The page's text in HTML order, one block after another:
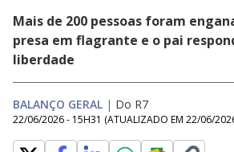
Mais de 200 pessoas foram
presa em flagrante e o pai
liberdade
BALANÇO GERAL | Do R7
22/06/2026 - 15H31 (ATUALIZADO EM 22/06/